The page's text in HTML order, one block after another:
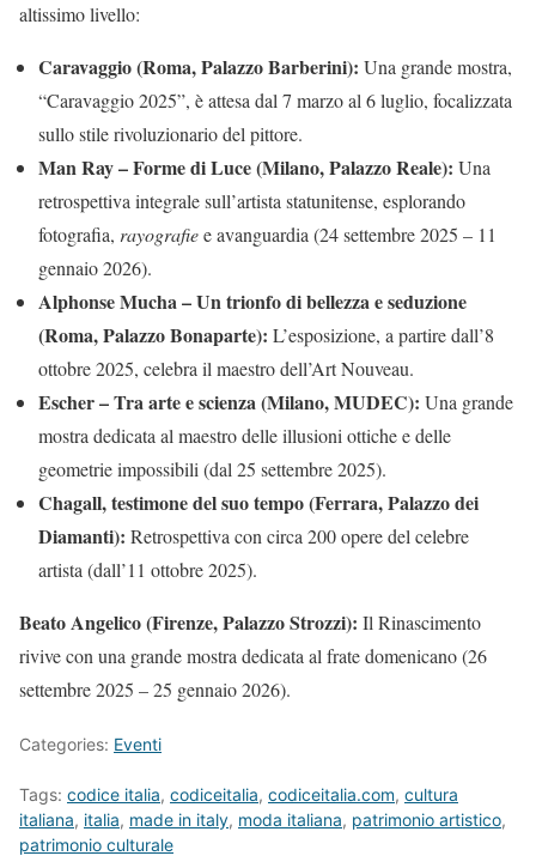
altissimo livello:
Caravaggio (Roma, Palazzo Barberini): Una grande mostra,
“Caravaggio 2025”, è attesa dal 7 marzo al 6 luglio, focalizzata
sullo stile rivoluzionario del pittore.
Man Ray – Forme di Luce (Milano, Palazzo Reale): Una
retrospettiva integrale sull’artista statunitense, esplorando
fotografia, rayografiee avanguardia (24 settembre 2025 – 11
gennaio 2026).
Alphonse Mucha – Un trionfo di bellezza e seduzione
(Roma, Palazzo Bonaparte): L’esposizione, a partire dall’8
ottobre 2025, celebra il maestro dell’Art Nouveau.
Escher – Tra arte e scienza (Milano, MUDEC): Una grande
mostra dedicata al maestro delle illusioni ottiche e delle
geometrie impossibili (dal 25 settembre 2025).
Chagall, testimone del suo tempo (Ferrara, Palazzo dei
Diamanti): Retrospettiva con circa 200 opere del celebre
artista (dall’11 ottobre 2025).
Beato Angelico (Firenze, Palazzo Strozzi): Il Rinascimento
rivive con una grande mostra dedicata al frate domenicano (26
settembre 2025 – 25 gennaio 2026).
Categories: Eventi
Tags: codice italia, codiceitalia, codiceitalia.com, cultura
italiana, italia, made in italy, moda italiana, patrimonio artistico,
patrimonio culturale